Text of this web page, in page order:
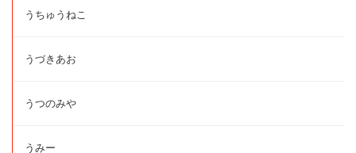
うちゅうねこ
うづきあお
うつのみや
うみー